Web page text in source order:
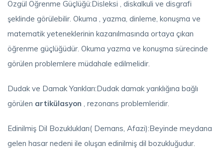
Özgül Öğrenme Güçlüğü:Disleksi , diskalkuli ve disgrafi
şeklinde görülebilir. Okuma , yazma, dinleme, konuşma ve
matematik yeteneklerinin kazanılmasında ortaya çıkan
öğrenme güçlüğüdür. Okuma yazma ve konuşma sürecinde
görülen problemlere müdahale edilmelidir.
Dudak ve Damak Yarıkları:Dudak damak yarıklığına bağlı
görülen artikülasyon , rezonans problemleridir.
Edinilmiş Dil Bozuklukları( Demans, Afazi):Beyinde meydana
gelen hasar nedeni ile oluşan edinilmiş dil bozukluğudur.